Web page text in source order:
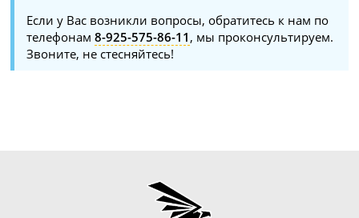
Если у Вас возникли вопросы, обратитесь к нам по
телефонам8-925-575-86-11 , мы проконсультируем.
Звоните, не стесняйтесь!